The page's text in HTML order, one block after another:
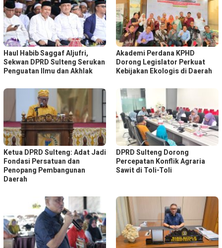
Haul Habib Saggaf Aljufri,
Sekwan DPRD Sulteng Serukan
Penguatan Ilmu dan Akhlak
Akademi Perdana KPHD
Dorong Legislator Perkuat
Kebijakan Ekologis di Daerah
Ketua DPRD Sulteng: Adat Jadi
Fondasi Persatuan dan
Penopang Pembangunan
Daerah
DPRD Sulteng Dorong
Percepatan Konflik Agraria
Sawit di Toli-Toli